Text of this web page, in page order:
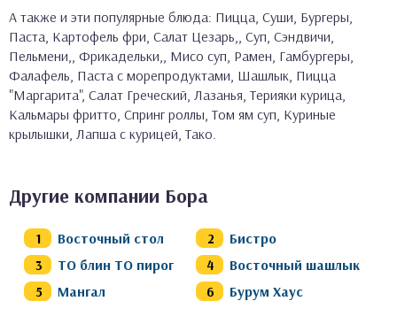
А также и эти популярные блюда: Пицца, Суши, Бургеры,
Паста, Картофель фри, Салат Цезарь,, Суп, Сэндвичи,
Пельмени,, Фрикадельки,, Мисо суп, Рамен, Гамбургеры,
Фалафель, Паста с морепродуктами, Шашлык, Пицца
"Маргарита", Салат Греческий, Лазанья, Терияки курица,
Кальмары фритто, Спринг роллы, Том ям суп, Куриные
крылышки, Лапша с курицей, Тако.
Другие компании Бора
Восточный стол
Бистро
ТО блин ТО пирог
Восточный шашлык
Мангал
Бурум Хаус